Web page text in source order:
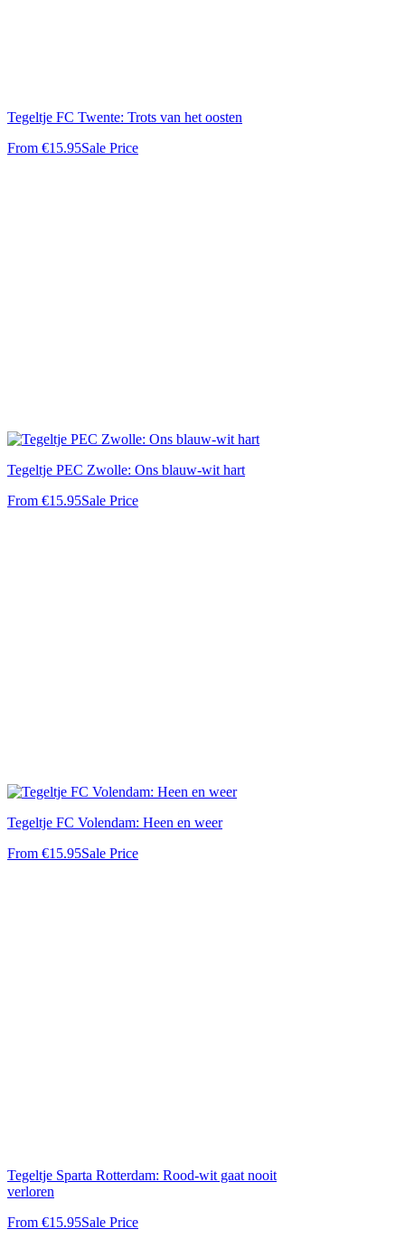
Tegeltje FC Twente: Trots van het oosten
From €15.95Sale Price
Tegeltje PEC Zwolle: Ons blauw-wit hart
From €15.95Sale Price
Tegeltje FC Volendam: Heen en weer
From €15.95Sale Price
Tegeltje Sparta Rotterdam: Rood-wit gaat nooit
verloren
From €15.95Sale Price